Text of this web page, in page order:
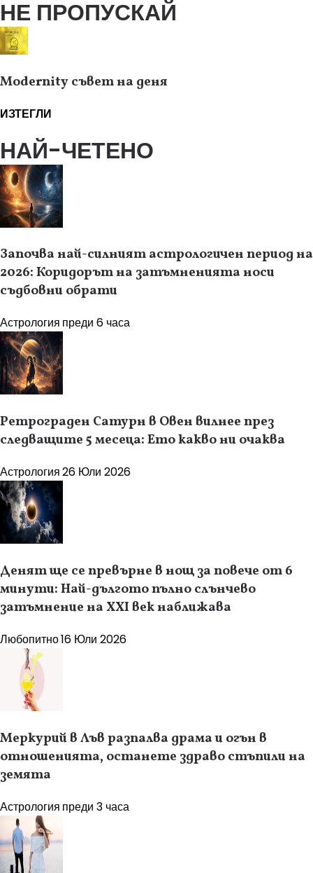
НЕ ПРОПУСКАЙ
Modernity съвет на деня
ИЗТЕГЛИ
НАЙ-ЧЕТЕНО
Започва най-силният астрологичен период на
2026: Коридорът на затъмненията носи
съдбовни обрати
Астрология преди 6 часа
Ретрограден Сатурн в Овен вилнее през
следващите 5 месеца: Ето какво ни очаква
Астрология26 Юли 2026
Денят ще се превърне в нощ за повече от 6
минути: Най-дългото пълно слънчево
затъмнение на XXI век наближава
Любопитно16 Юли 2026
Меркурий в Лъв разпалва драма и огън в
отношенията, останете здраво стъпили на
земята
Астрология преди 3 часа